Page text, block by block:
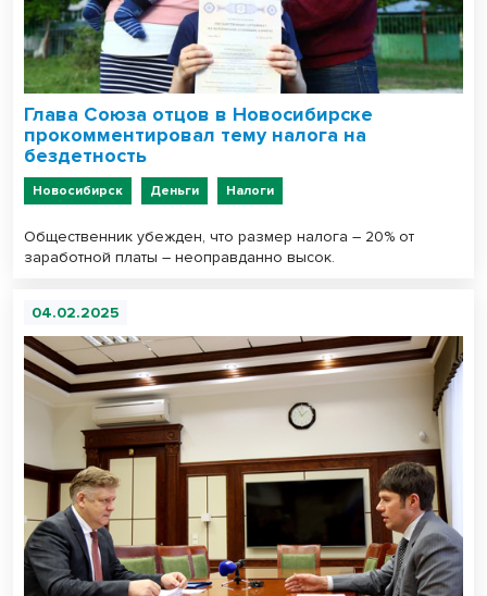
Глава Союза отцов в Новосибирске
прокомментировал тему налога на
бездетность
Новосибирск Деньги Налоги
Общественник убежден, что размер налога – 20% от
заработной платы – неоправданно высок.
04.02.2025